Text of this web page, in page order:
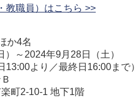
教職員）はこちら >>
か4名
～2024年9月28日（土）
より／最終日16:00まで）
町2-10-1 地下1階